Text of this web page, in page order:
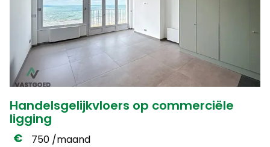
Handelsgelijkvloers op commerciële
ligging
750 /maand